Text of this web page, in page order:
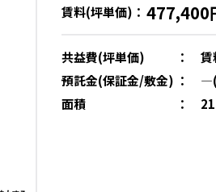
賃料(坪単価)： 477,400
共益費(坪単価) ：
預託金(保証金/敷金) ：
面積
：